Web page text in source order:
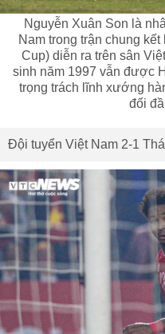
Nguyễn Xuân Son là
Nam trong trận chung
Cup) diễn ra trên sân
sinh năm 1997 vẫn được
trọng trách lĩnh xướng
đối
Đội tuyển Việt Nam 2-1